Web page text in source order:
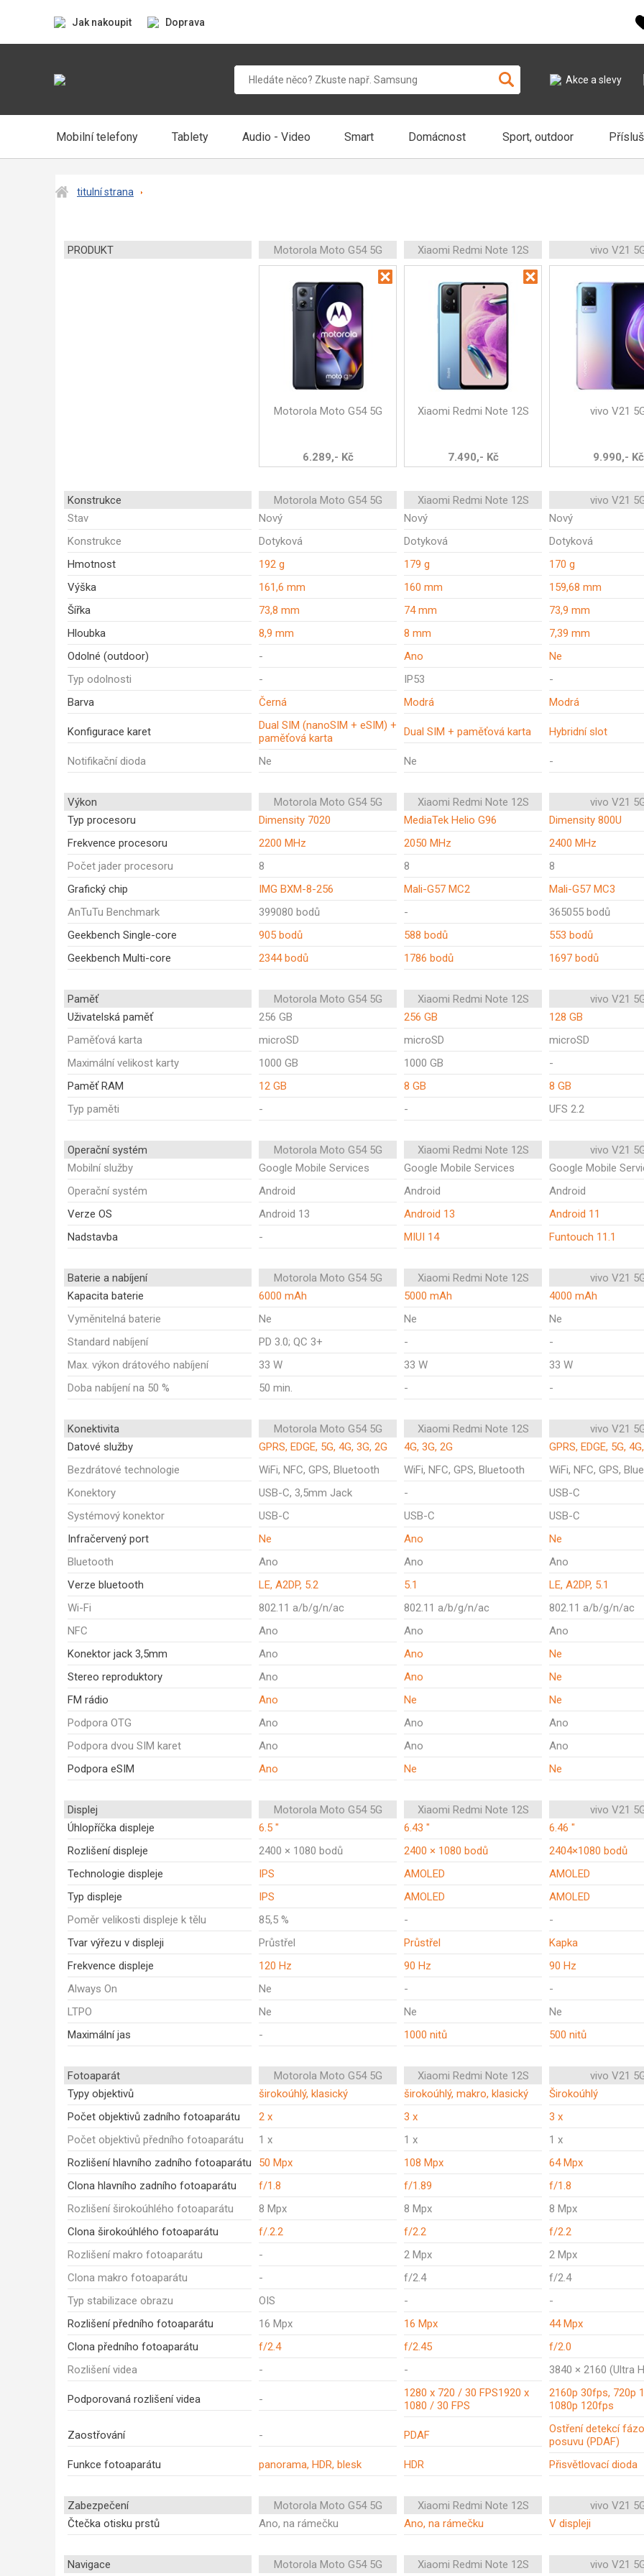
Jak nakoupit Doprava
Akce a slevy
Mobilní telefony Tablety Audio - Video Smart Domácnost Sport, outdoor
titulní strana
PRODUKT Motorola Moto G54 5G Xiaomi Redmi Note 12S vivo V21
Motorola Moto G54 5G
6.289,- Kč
Xiaomi Redmi Note 12S
7.490,- Kč
vivo V21
9.990,- Kč
Konstrukce Motorola Moto G54 5G Xiaomi Redmi Note 12S
vivo V21
Stav
Nový Nový
Nový
Konstrukce
Dotyková Dotyková
Dotyková
Hmotnost
192 g 179 g
170 g
Výška
161,6 mm 160 mm
159,68 mm
Šířka
73,8 mm 74 mm
73,9 mm
Hloubka
8,9 mm 8 mm
7,39 mm
Odolné (outdoor)
- Ano
Ne
Typ odolnosti
- IP53
-
Barva
Černá Modrá Modrá
Konfigurace karet
Dual SIM (nanoSIM + eSIM) +
paměťová karta
Dual SIM + paměťová karta Hybridní slot
Notifikační dioda Ne Ne -
Výkon Motorola Moto G54 5G Xiaomi Redmi Note 12S
vivo V21
Typ procesoru
Dimensity 7020 MediaTek Helio G96
Dimensity 800U
Frekvence procesoru
2200 MHz 2050 MHz
2400 MHz
Počet jader procesoru
8 8
8
Grafický chip
IMG BXM-8-256 Mali-G57 MC2
Mali-G57 MC3
AnTuTu Benchmark
399080 bodů -
365055 bodů
Geekbench Single-core
905 bodů 588 bodů
553 bodů
Geekbench Multi-core
2344 bodů 1786 bodů 1697 bodů
Paměť Motorola Moto G54 5G Xiaomi Redmi Note 12S
vivo V21
Uživatelská paměť
256 GB 256 GB
128 GB
Paměťová karta
microSD microSD
microSD
Maximální velikost karty
1000 GB 1000 GB
-
Paměť RAM
12 GB 8 GB
8 GB
Typ paměti
- - UFS 2.2
Operační systém Motorola Moto G54 5G Xiaomi Redmi Note 12S
vivo V21
Mobilní služby
Google Mobile Services Google Mobile Services
Google Mobile
Operační systém
Android Android
Android
Verze OS
Android 13 Android 13
Android 11
Nadstavba
- MIUI 14 Funtouch 11.1
Baterie a nabíjení Motorola Moto G54 5G Xiaomi Redmi Note 12S
vivo V21
Kapacita baterie
6000 mAh 5000 mAh
4000 mAh
Vyměnitelná baterie
Ne Ne
Ne
Standard nabíjení
PD 3.0; QC 3+ -
-
Max. výkon drátového nabíjení
33 W 33 W
33 W
Doba nabíjení na 50 %
50 min. - -
Konektivita Motorola Moto G54 5G Xiaomi Redmi Note 12S
vivo V21
Datové služby
GPRS, EDGE, 5G, 4G, 3G, 2G 4G, 3G, 2G
GPRS, EDGE, 5G,
Bezdrátové technologie
WiFi, NFC, GPS, Bluetooth WiFi, NFC, GPS, Bluetooth
WiFi, NFC, GPS,
Konektory
USB-C, 3,5mm Jack -
USB-C
Systémový konektor
USB-C USB-C
USB-C
Infračervený port
Ne Ano
Ne
Bluetooth
Ano Ano
Ano
Verze bluetooth
LE, A2DP, 5.2 5.1
LE, A2DP, 5.1
Wi-Fi
802.11 a/b/g/n/ac 802.11 a/b/g/n/ac
802.11 a/b/g/n/ac
NFC
Ano Ano
Ano
Konektor jack 3,5mm
Ano Ano
Ne
Stereo reproduktory
Ano Ano
Ne
FM rádio
Ano Ne
Ne
Podpora OTG
Ano Ano
Ano
Podpora dvou SIM karet
Ano Ano
Ano
Podpora eSIM
Ano Ne Ne
Displej Motorola Moto G54 5G Xiaomi Redmi Note 12S
vivo V21
Úhlopříčka displeje
6.5 " 6.43 "
6.46 "
Rozlišení displeje
2400 × 1080 bodů 2400 × 1080 bodů
2404×1080 bodů
Technologie displeje
IPS AMOLED
AMOLED
Typ displeje
IPS AMOLED
AMOLED
Poměr velikosti displeje k tělu
85,5 % -
-
Tvar výřezu v displeji
Průstřel Průstřel
Kapka
Frekvence displeje
120 Hz 90 Hz
90 Hz
Always On
Ne -
-
LTPO
Ne Ne
Ne
Maximální jas
- 1000 nitů 500 nitů
Fotoaparát Motorola Moto G54 5G Xiaomi Redmi Note 12S
vivo V21
Typy objektivů
širokoúhlý, klasický širokoúhlý, makro, klasický
Širokoúhlý
Počet objektivů zadního fotoaparátu
2 x 3 x
3 x
Počet objektivů předního fotoaparátu
1 x 1 x
1 x
Rozlišení hlavního zadního fotoaparátu
50 Mpx 108 Mpx
64 Mpx
Clona hlavního zadního fotoaparátu
f/1.8 f/1.89
f/1.8
Rozlišení širokoúhlého fotoaparátu
8 Mpx 8 Mpx
8 Mpx
Clona širokoúhlého fotoaparátu
f/.2.2 f/2.2
f/2.2
Rozlišení makro fotoaparátu
- 2 Mpx
2 Mpx
Clona makro fotoaparátu
- f/2.4
f/2.4
Typ stabilizace obrazu
OIS -
-
Rozlišení předního fotoaparátu
16 Mpx 16 Mpx
44 Mpx
Clona předního fotoaparátu
f/2.4 f/2.45
f/2.0
Rozlišení videa
- - 3840 × 2160 (Ultra
Podporovaná rozlišení videa -
1280 x 720 / 30 FPS1920 x
1080 / 30 FPS
2160p 30fps, 720p
1080p 120fps
Zaostřování - PDAF
Ostření detekcí
posuvu (PDAF)
Funkce fotoaparátu
panorama, HDR, blesk HDR Přisvětlovací dioda
Zabezpečení Motorola Moto G54 5G Xiaomi Redmi Note 12S
vivo V21
Čtečka otisku prstů
Ano, na rámečku Ano, na rámečku V displeji
Navigace Motorola Moto G54 5G Xiaomi Redmi Note 12S vivo V21